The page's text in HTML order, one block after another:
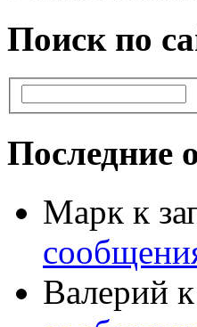
Поиск по
Последние
Марк к
Валерий